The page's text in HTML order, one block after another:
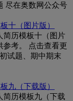
尽在奥数网公众号
十（图片版）
简历模板十（图片
参考。 点击查看更
试题、期中期末
九（下载版）
简历模板九（下载